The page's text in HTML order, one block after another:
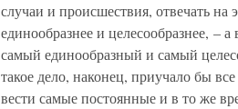
случаи и происшествия, отвечать
единообразнее и целесообразнее, –
самый единообразный и самый
такое дело, наконец, приучало бы
вести самые постоянные и в то же